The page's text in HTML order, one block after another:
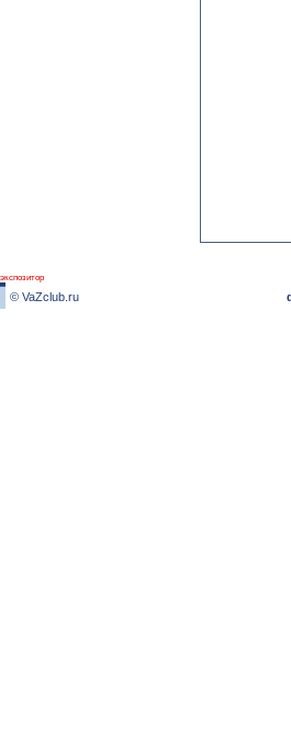
экспозитор
© VaZclub.ru